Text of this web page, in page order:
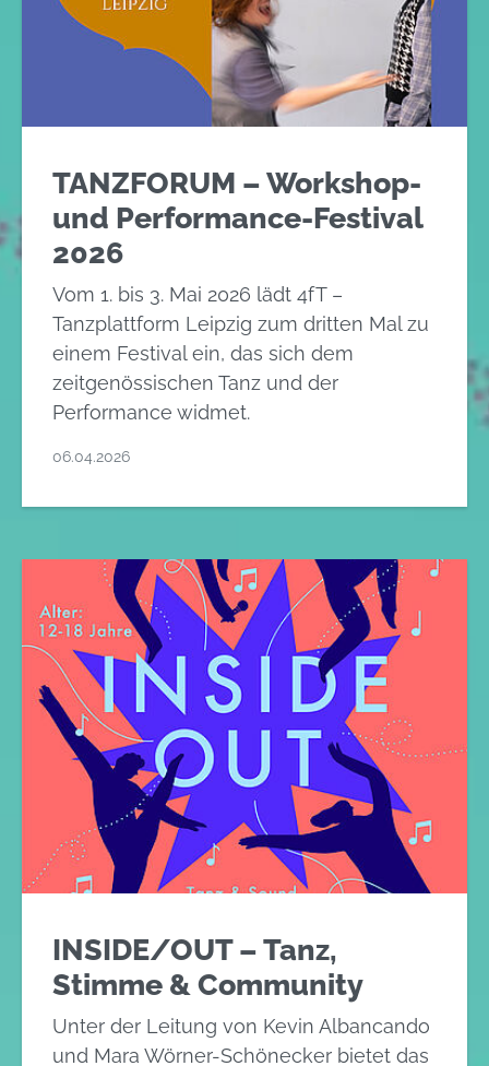
TANZFORUM – Workshop-
und Performance-Festival
2026
Vom 1. bis 3. Mai 2026 lädt 4fT –
Tanzplattform Leipzig zum dritten Mal zu
einem Festival ein, das sich dem
zeitgenössischen Tanz und der
Performance widmet.
06.04.2026
INSIDE/OUT – Tanz,
Stimme & Community
Unter der Leitung von Kevin Albancando
und Mara Wörner-Schönecker bietet das